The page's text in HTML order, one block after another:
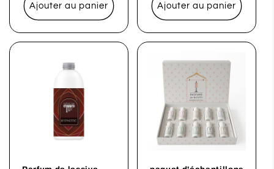
Ajouter au panier Ajouter au panier